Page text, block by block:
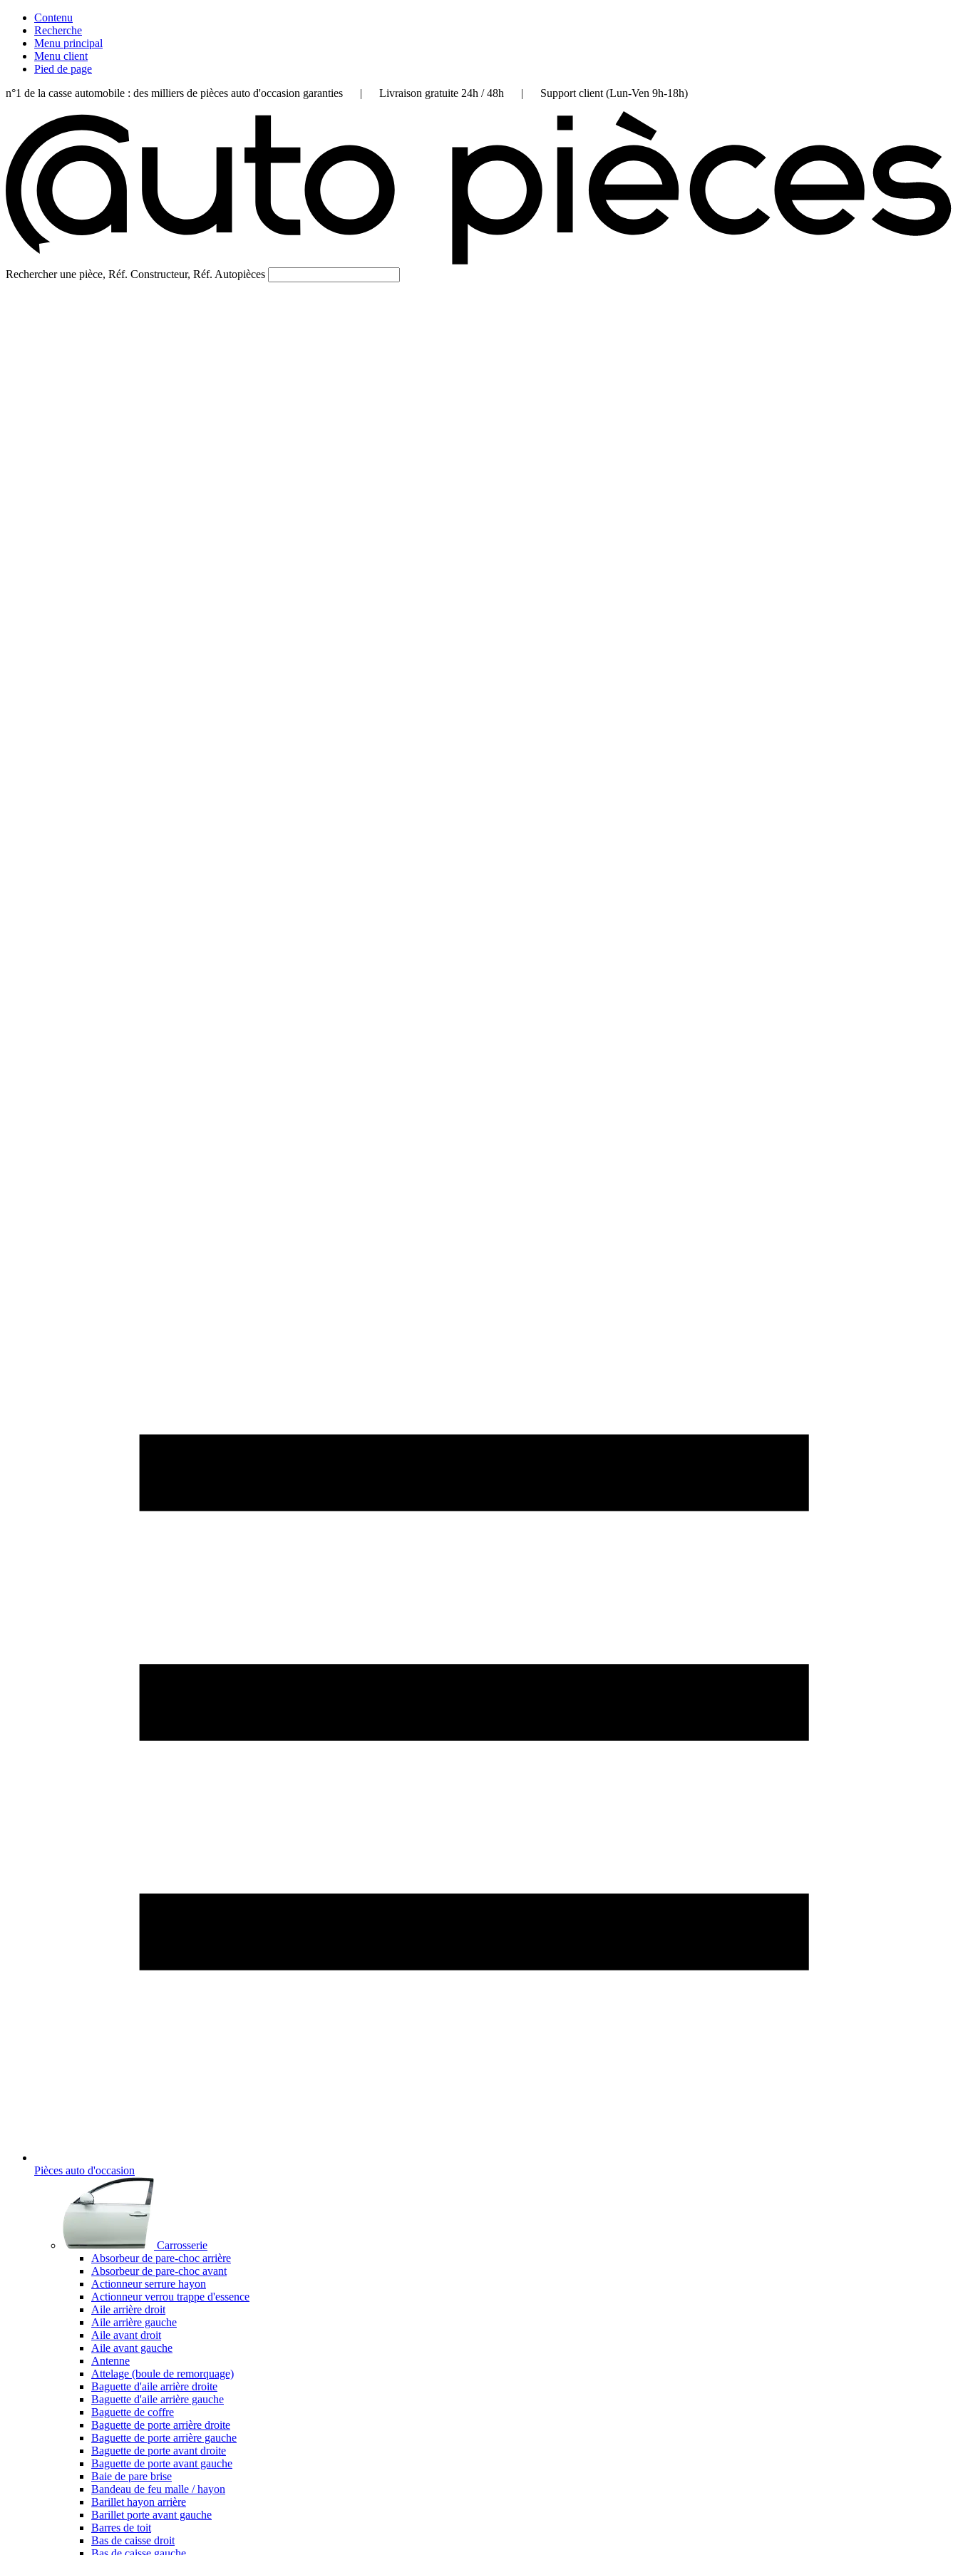
Contenu
Recherche
Menu principal
Menu client
Pied de page
n°1 de la casse automobile : des milliers de pièces auto d'occasion garanties | Livraison gratuite 24h / 48h | Support client (Lun-Ven 9h-18h)
Rechercher une pièce, Réf. Constructeur, Réf. Autopièces
Pièces auto d'occasion
Carrosserie
Absorbeur de pare-choc arrière
Absorbeur de pare-choc avant
Actionneur serrure hayon
Actionneur verrou trappe d'essence
Aile arrière droit
Aile arrière gauche
Aile avant droit
Aile avant gauche
Antenne
Attelage (boule de remorquage)
Baguette d'aile arrière droite
Baguette d'aile arrière gauche
Baguette de coffre
Baguette de porte arrière droite
Baguette de porte arrière gauche
Baguette de porte avant droite
Baguette de porte avant gauche
Baie de pare brise
Bandeau de feu malle / hayon
Barillet hayon arrière
Barillet porte avant gauche
Barres de toit
Bas de caisse droit